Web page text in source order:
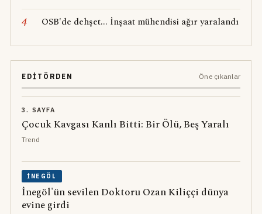
4 OSB'de dehşet... İnşaat mühendisi ağır yaralandı
EDITÖRDEN Öne çıkanlar
3. SAYFA
Çocuk Kavgası Kanlı Bitti: Bir Ölü, Beş Yaralı
Trend
İNEGÖL
İnegöl'ün sevilen Doktoru Ozan Kiliççi dünya
evine girdi